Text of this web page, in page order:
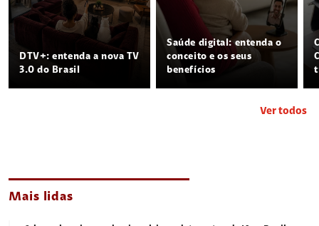
DTV+: entenda a nova TV
3.0 do Brasil
Saúde digital: entenda o
conceito e os seus
benefícios
Ver todos
Mais lidas